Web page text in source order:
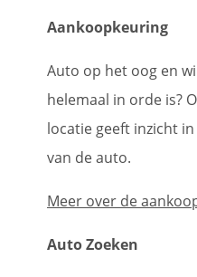
Aankoopkeuring
Auto op het oog en
helemaal in orde is?
locatie geeft inzicht
van de auto.
Meer over de
Auto Zoeken